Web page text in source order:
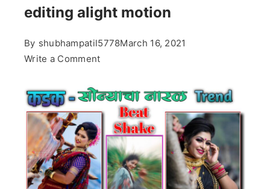
editing alight motion
By shubhampatil5778March 16, 2021
Write a Commenton
naral
vieal
video
editing
alight
motion